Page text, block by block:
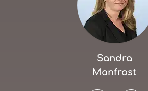
Sandra
Manfrost